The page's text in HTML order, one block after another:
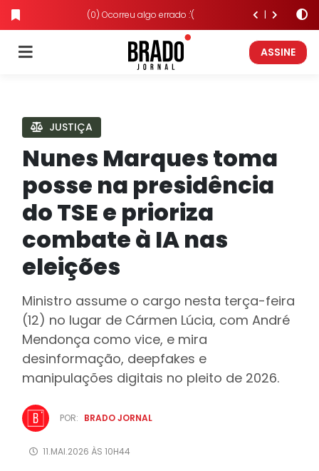
(0) Ocorreu algo errado :'(
ASSINE
JUSTIÇA
Nunes Marques toma
posse na presidência
do TSE e prioriza
combate à IA nas
eleições
Ministro assume o cargo nesta terça-feira
(12) no lugar de Cármen Lúcia, com André
Mendonça como vice, e mira
desinformação, deepfakes e
manipulações digitais no pleito de 2026.
POR: BRADO JORNAL
11.MAI.2026 ÀS 10H44